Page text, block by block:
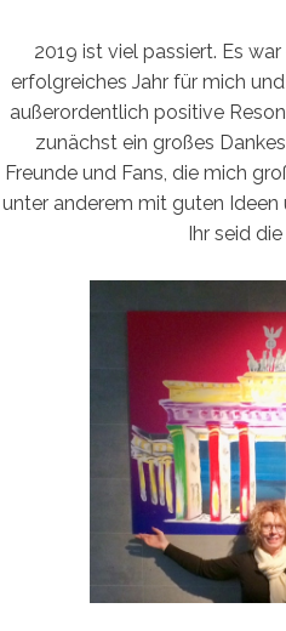
2019 ist viel passiert. Es
erfolgreiches Jahr für mich
außerordentlich positive
zunächst ein großes
Freunde und Fans, die mich
unter anderem mit guten
Ihr seid